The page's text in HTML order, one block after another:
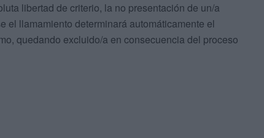
libertad de criterio, la no presentación de un/a
el llamamiento determinará automáticamente el
quedando excluido/a en consecuencia del proceso